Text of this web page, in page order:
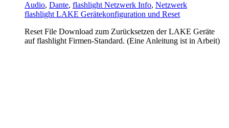
Audio, Dante, flashlight Netzwerk Info, Netzwerk
flashlight LAKE Gerätekonfiguration und Reset
Reset File Download zum Zurücksetzen der LAKE Geräte
auf flashlight Firmen-Standard. (Eine Anleitung ist in Arbeit)